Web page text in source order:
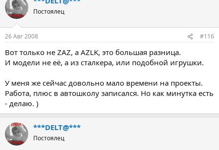
Постоялец
26 Авг 2008 #116
Вот только не ZAZ, а AZLK, это большая разница.
И модели не её, а из сталкера, или подобной игрушки.
У меня же сейчас довольно мало времени на проекты.
Работа, плюс в автошколу записался. Но как минутка есть
- делаю. )
***DELT@***
Постоялец